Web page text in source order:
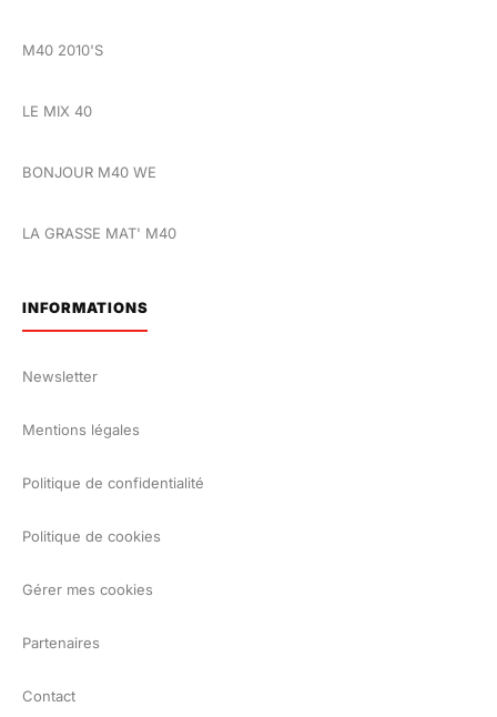
M40 2010'S
LE MIX 40
BONJOUR M40 WE
LA GRASSE MAT' M40
INFORMATIONS
Newsletter
Mentions légales
Politique de confidentialité
Politique de cookies
Gérer mes cookies
Partenaires
Contact